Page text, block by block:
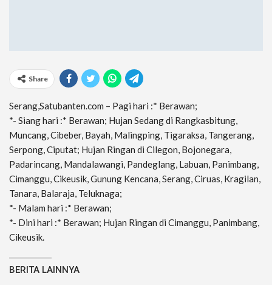
Share
Serang,Satubanten.com – Pagi hari :* Berawan;
*- Siang hari :* Berawan; Hujan Sedang di Rangkasbitung,
Muncang, Cibeber, Bayah, Malingping, Tigaraksa, Tangerang,
Serpong, Ciputat; Hujan Ringan di Cilegon, Bojonegara,
Padarincang, Mandalawangi, Pandeglang, Labuan, Panimbang,
Cimanggu, Cikeusik, Gunung Kencana, Serang, Ciruas, Kragilan,
Tanara, Balaraja, Teluknaga;
*- Malam hari :* Berawan;
*- Dini hari :* Berawan; Hujan Ringan di Cimanggu, Panimbang,
Cikeusik.
BERITA LAINNYA